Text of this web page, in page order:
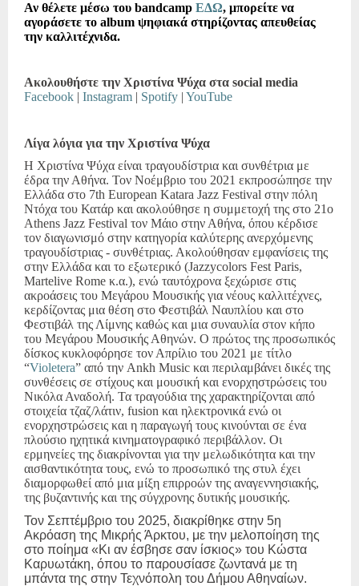
Αν θέλετε μέσω του bandcamp ΕΔΩ, μπορείτε να
αγοράσετε το album ψηφιακά στηρίζοντας απευθείας
την καλλιτέχνιδα.
Ακολουθήστε την Χριστίνα Ψύχα στα social media
Facebook | Instagram | Spotify | YouTube
Λίγα λόγια για την Χριστίνα Ψύχα
Η Χριστίνα Ψύχα είναι τραγουδίστρια και συνθέτρια με
έδρα την Αθήνα. Τον Νοέμβριο του 2021 εκπροσώπησε την
Ελλάδα στο 7th European Katara Jazz Festival στην πόλη
Ντόχα του Κατάρ και ακολούθησε η συμμετοχή της στο 21ο
Athens Jazz Festival τον Μάιο στην Αθήνα, όπου κέρδισε
τον διαγωνισμό στην κατηγορία καλύτερης ανερχόμενης
τραγουδίστριας - συνθέτριας. Ακολούθησαν εμφανίσεις της
στην Ελλάδα και το εξωτερικό (Jazzycolors Fest Paris,
Martelive Rome κ.α.), ενώ ταυτόχρονα ξεχώρισε στις
ακροάσεις του Μεγάρου Μουσικής για νέους καλλιτέχνες,
κερδίζοντας μια θέση στο Φεστιβάλ Ναυπλίου και στο
Φεστιβάλ της Λίμνης καθώς και μια συναυλία στον κήπο
του Μεγάρου Μουσικής Αθηνών. Ο πρώτος της προσωπικός
δίσκος κυκλοφόρησε τον Απρίλιο του 2021 με τίτλο
“Violetera” από την Ankh Music και περιλαμβάνει δικές της
συνθέσεις σε στίχους και μουσική και ενορχηστρώσεις του
Νικόλα Αναδολή. Τα τραγούδια της χαρακτηρίζονται από
στοιχεία τζαζ/λάτιν, fusion και ηλεκτρονικά ενώ οι
ενορχηστρώσεις και η παραγωγή τους κινούνται σε ένα
πλούσιο ηχητικά κινηματογραφικό περιβάλλον. Οι
ερμηνείες της διακρίνονται για την μελωδικότητα και την
αισθαντικότητα τους, ενώ το προσωπικό της στυλ έχει
διαμορφωθεί από μια μίξη επιρροών της αναγεννησιακής,
της βυζαντινής και της σύγχρονης δυτικής μουσικής.
Τον Σεπτέμβριο του 2025, διακρίθηκε στην 5η
Ακρόαση της Μικρής Άρκτου, με την μελοποίηση της
στο ποίημα «Κι αν έσβησε σαν ίσκιος» του Κώστα
Καρυωτάκη, όπου το παρουσίασε ζωντανά με τη
μπάντα της στην Τεχνόπολη του Δήμου Αθηναίων.